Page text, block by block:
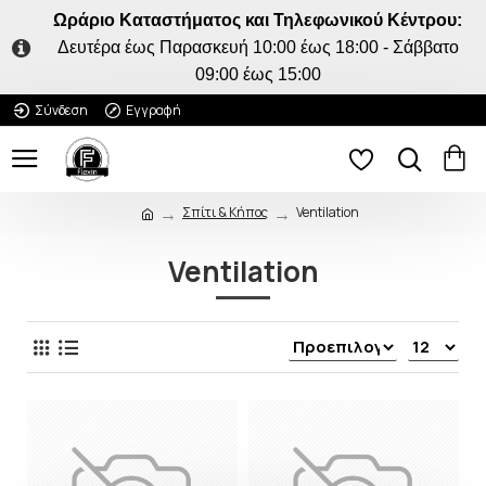
Ωράριο Καταστήματος και Τηλεφωνικού Κέντρου:
Δευτέρα έως Παρασκευή 10:00 έως 18:00 - Σάββατο
09:00 έως 15:00
Σύνδεση
Εγγραφή
Σπίτι & Κήπος Ventilation
Ventilation